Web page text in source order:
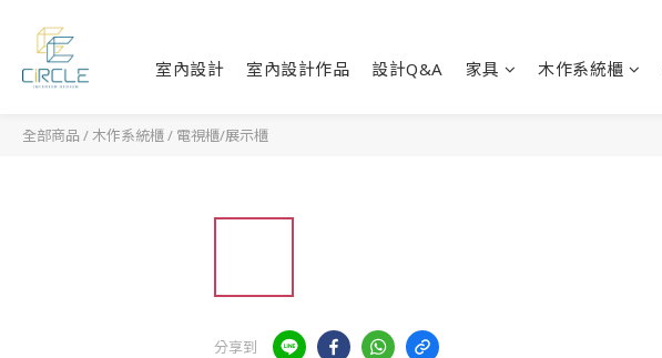
室內設計 室內設計作品 設計Q&A 家具 木作系統櫃
全部商品 /木作系統櫃/ 電視櫃/展示櫃
分享到